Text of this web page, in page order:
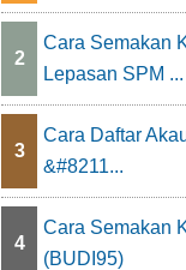
2
Cara Semakan
Lepasan SPM ...
3
Cara Daftar
&#8211...
4
Cara Semakan
(BUDI95)